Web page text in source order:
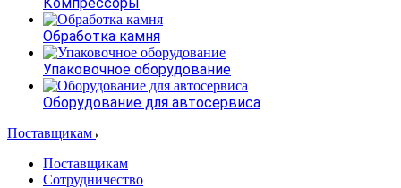
Обработка камня
Упаковочное оборудование
Оборудование для автосервиса
Поставщикам
Поставщикам
Сотрудничество